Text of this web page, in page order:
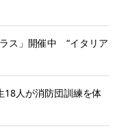
ス」開催中 “イタリア
18人が消防団訓練を体